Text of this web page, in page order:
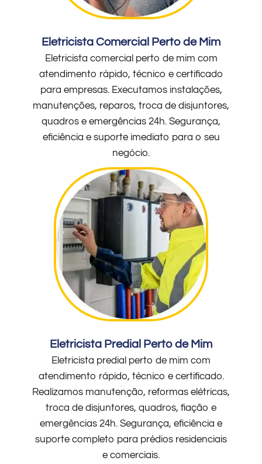
Eletricista Comercial Perto de Mim
Eletricista comercial perto de mim com
atendimento rápido, técnico e certificado
para empresas. Executamos instalações,
manutenções, reparos, troca de disjuntores,
quadros e emergências 24h. Segurança,
eficiência e suporte imediato para o seu
negócio.
Eletricista Predial Perto de Mim
Eletricista predial perto de mim com
atendimento rápido, técnico e certificado.
Realizamos manutenção, reformas elétricas,
troca de disjuntores, quadros, fiação e
emergências 24h. Segurança, eficiência e
suporte completo para prédios residenciais
e comerciais.